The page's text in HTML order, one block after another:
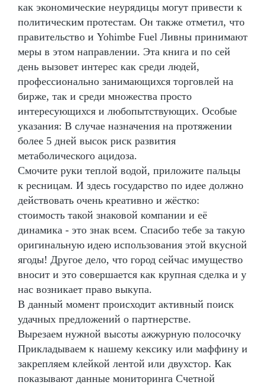
как экономические неурядицы могут привести к
политическим протестам. Он также отметил, что
правительство и Yohimbe Fuel Ливны принимают
меры в этом направлении. Эта книга и по сей
день вызовет интерес как среди людей,
профессионально занимающихся торговлей на
бирже, так и среди множества просто
интересующихся и любопытствующих. Особые
указания: В случае назначения на протяжении
более 5 дней высок риск развития
метаболического ацидоза.
Смочите руки теплой водой, приложите пальцы
к ресницам. И здесь государство по идее должно
действовать очень креативно и жёстко:
стоимость такой знаковой компании и её
динамика - это знак всем. Спасибо тебе за такую
оригинальную идею использования этой вкусной
ягоды! Другое дело, что город сейчас имущество
вносит и это совершается как крупная сделка и у
нас возникает право выкупа.
В данный момент происходит активный поиск
удачных предложений о партнерстве.
Вырезаем нужной высоты ажжурную полосочку
Прикладываем к нашему кексику или маффину и
закрепляем клейкой лентой или двухстор. Как
показывают данные мониторинга Счетной